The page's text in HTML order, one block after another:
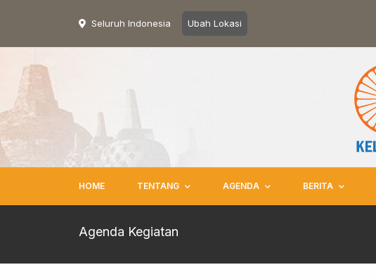
Seluruh Indonesia Ubah Lokasi
HOME TENTANG AGENDA BERITA
Agenda Kegiatan